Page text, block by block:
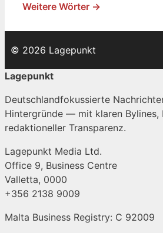
Weitere Wörter →
© 2026 Lagepunkt
Lagepunkt
Deutschlandfokussierte
Hintergründe — mit klaren Bylines,
redaktioneller Transparenz.
Lagepunkt Media Ltd.
Office 9, Business Centre
Valletta, 0000
+356 2138 9009
Malta Business Registry: C 92009